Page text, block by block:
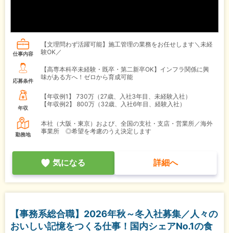
仕事内容
【文理問わず活躍可能】施工管理の業務をお任せします＼未経
験OK／
応募条件
【高専本科卒未経験・既卒・第二新卒OK】インフラ関係に興
味がある方へ！ゼロから育成可能
年収
【年収例1】
730万（27歳、入社3年目、未経験入社）
【年収例2】
800万（32歳、入社6年目、経験入社）
勤務地
本社（大阪・東京）および、全国の支社・支店・営業所／海外
事業所 ◎希望を考慮のうえ決定します
気になる 詳細へ
【事務系総合職】2026年秋～冬入社募集／人々の
おいしい記憶をつくる仕事！国内シェアNo.1の食